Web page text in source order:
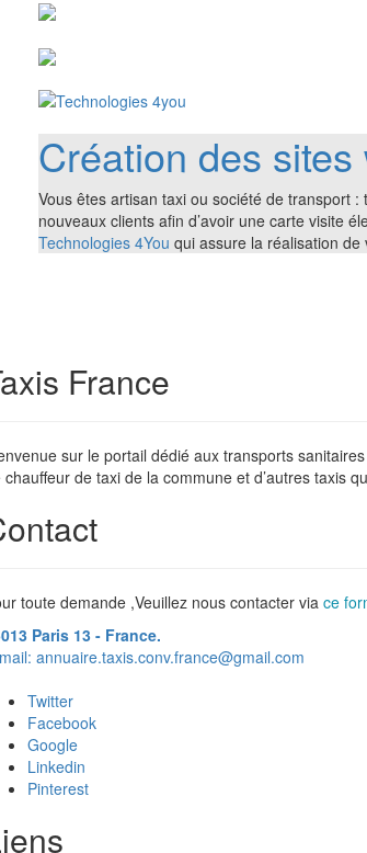
Création des sites
Vous êtes artisan taxi ou société de transport
nouveaux clients afin d’avoir une carte visite
Technologies 4You qui assure la réalisation de
France
sur le portail dédié aux transports
chauffeur de taxi de la commune et d’autres taxis
toute demande ,Veuillez nous contacter via ce
Paris 13 - France.
annuaire.taxis.conv.france@gmail.com
Twitter
Facebook
Google
Linkedin
Pinterest